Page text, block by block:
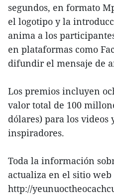
segundos, en formato
el logotipo y la
anima a los
en plataformas como
difundir el mensaje de
Los premios incluyen
valor total de 100
dólares) para los videos
inspiradores.
Toda la información
actualiza en el sitio web
http://